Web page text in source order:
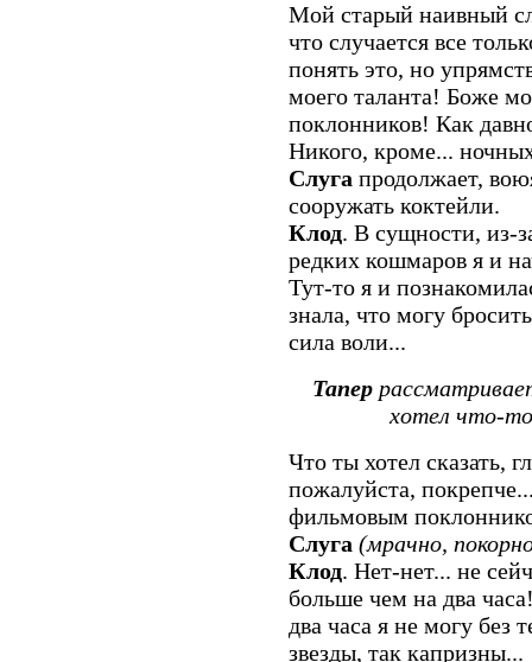
Мой старый наивный
что случается все
понять это, но
моего таланта! Боже
поклонников! Как
Никого, кроме...
Слуга продолжает,
сооружать коктейли.
Клод. В сущности, из-
редких кошмаров я и
Тут-то я и
знала, что могу
сила воли...
Тапер
хотел что-
Что ты хотел сказать,
пожалуйста,
фильмовым
Слуга (мрачно,
Клод. Нет-нет... не
больше чем на два
два часа я не могу без
звезды, так капризны...